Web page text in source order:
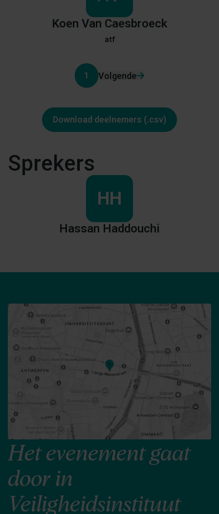
Koen Van Caesbroeck
atf
Sprekers
HH
Hassan Haddouchi
1 Volgende
Download deelnemers (.csv)
Het evenement gaat
door in
Veiligheidsinstituut